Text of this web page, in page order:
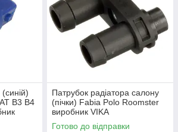
B3 B4
Патрубок радіатора салону
(пічки) Fabia Polo Roomster
виробник VIKA
Готово до відправки